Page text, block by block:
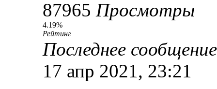
87965 Просмотры
4.19%
Рейтинг
Последнее
17 апр 2021, 23:21